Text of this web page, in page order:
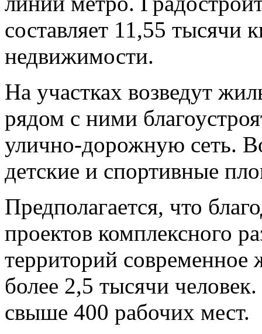
составляет 11,55 тысячи
недвижимости.
На участках возведут
рядом с ними
улично-дорожную сеть.
детские и спортивные
Предполагается, что
проектов комплексного
территорий современное
более 2,5 тысячи
свыше 400 рабочих мест.